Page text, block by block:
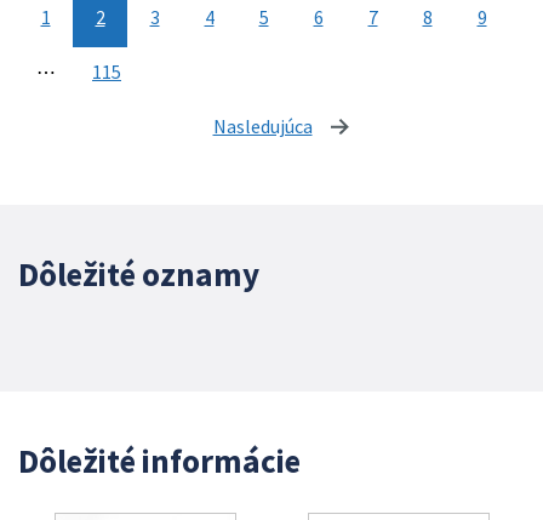
1 2 3 4 5 6 7 8 9
⋯ 115
Nasledujúca stránka
Dôležité oznamy
Dôležité informácie